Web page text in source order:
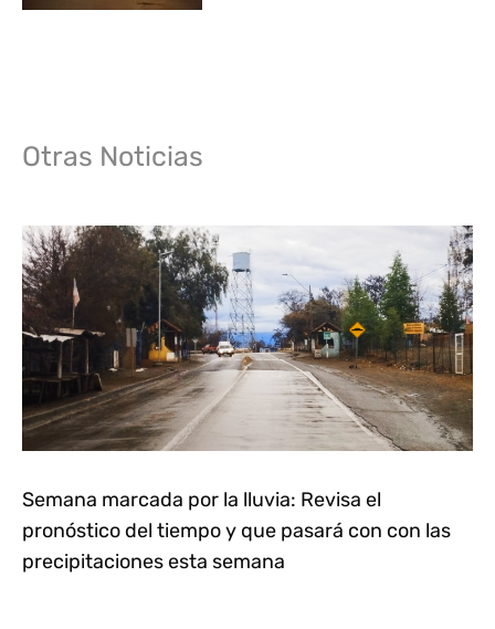
Otras Noticias
Semana marcada por la lluvia: Revisa el
pronóstico del tiempo y que pasará con con las
precipitaciones esta semana